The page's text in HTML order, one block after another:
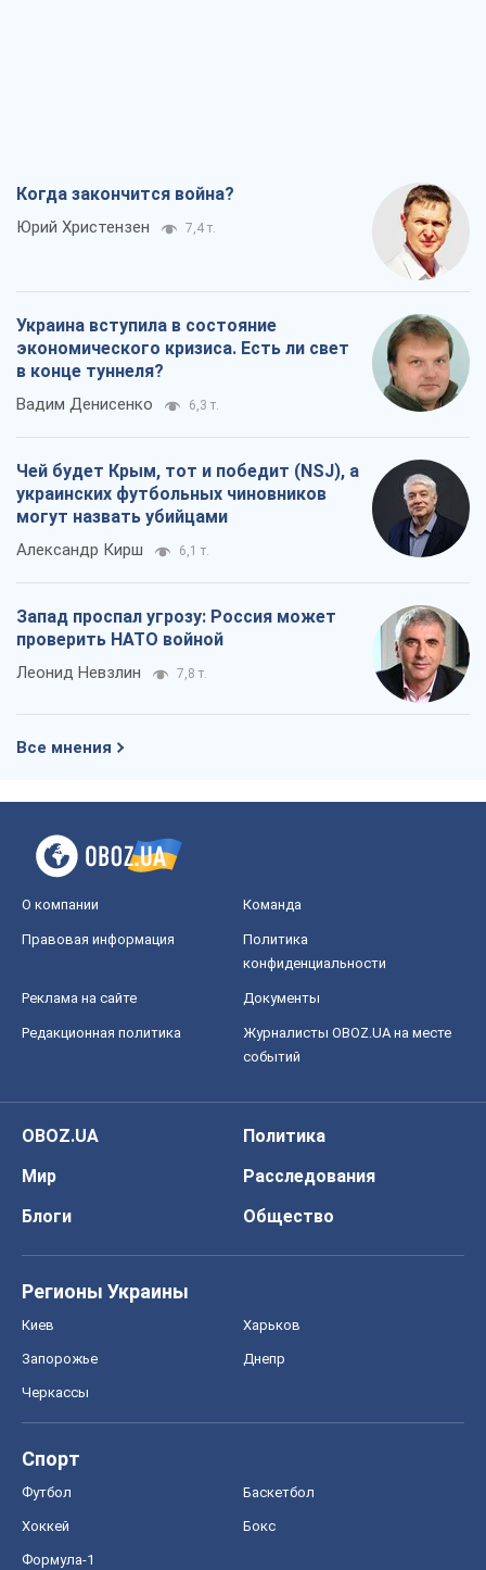
Когда закончится война?
Юрий Христензен 7,4 т.
Украина вступила в состояние
экономического кризиса. Есть ли свет
в конце туннеля?
Вадим Денисенко 6,3 т.
Чей будет Крым, тот и победит (NSJ), а
украинских футбольных чиновников
могут назвать убийцами
Александр Кирш 6,1 т.
Запад проспал угрозу: Россия может
проверить НАТО войной
Леонид Невзлин 7,8 т.
Все мнения
О компании Команда
Правовая информация
Политика
конфиденциальности
Реклама на сайте Документы
Редакционная политика
Журналисты OBOZ.UA на месте
событий
OBOZ.UA
Политика
Мир
Расследования
Блоги
Общество
Регионы Украины
Киев Харьков
Запорожье Днепр
Черкассы
Спорт
Футбол Баскетбол
Хоккей Бокс
Формула-1